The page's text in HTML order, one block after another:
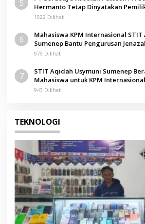
5
Hermanto Tetap Dinyatakan
Pamolokan
1022 Dilihat
6
Mahasiswa KPM Internasional
Sumenep Bantu Pengurusan
979 Dilihat
7
STIT Aqidah Usymuni Sumenep
Mahasiswa untuk KPM
943 Dilihat
TEKNOLOGI